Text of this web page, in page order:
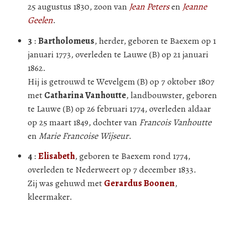
25 augustus 1830, zoon van Jean Petersen Jeanne
Geelen.
3 : Bartholomeus, herder, geboren te Baexem op 1
januari 1773, overleden te Lauwe (B) op 21 januari
1862.
Hij is getrouwd te Wevelgem (B) op 7 oktober 1807
met Catharina Vanhoutte, landbouwster, geboren
te Lauwe (B) op 26 februari 1774, overleden aldaar
op 25 maart 1849, dochter van Francois Vanhoutte
en Marie Francoise Wijseur.
4 : Elisabeth, geboren te Baexem rond 1774,
overleden te Nederweert op 7 december 1833.
Zij was gehuwd met Gerardus Boonen,
kleermaker.